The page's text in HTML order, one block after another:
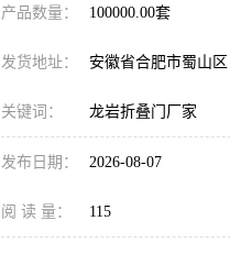
产品数量： 100000.00套
发货地址： 安徽省合肥市蜀山区
关键词： 龙岩折叠门厂家
发布日期： 2026-08-07
阅 读 量： 115